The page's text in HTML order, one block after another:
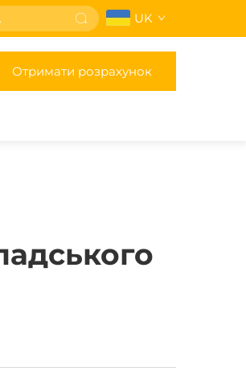
UK
Отримати розрахунок